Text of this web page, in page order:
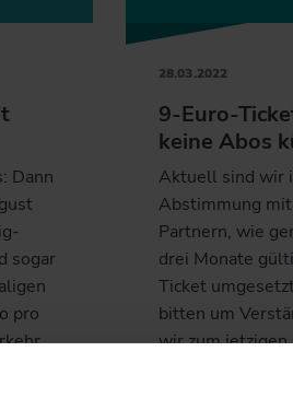
Dann
sogar
pro
28.03.2022
9-Euro-
keine Abos
Aktuell sind wir
Abstimmung
Partnern, wie
drei Monate
Ticket
bitten um
wir zum